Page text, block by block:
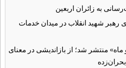
به زائران اربعین
رهبر شهید انقلاب در میدان خدمات
منتشر شد؛ از بازاندیشی در معنای